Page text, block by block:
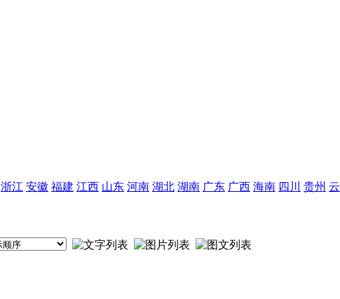
浙江 安徽 福建 江西 山东 河南 湖北 湖南 广东 广西 海南 四川 贵州